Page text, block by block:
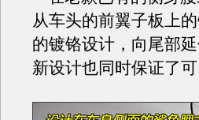
从车头的前翼子板上
的镀铬设计，向尾部
新设计也同时保证了